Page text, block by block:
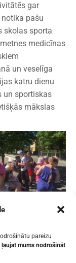
pareizu
mums nodrošināt
gar
pašu
skolas sporta
medicīnas
un veselīga
katru dienu
un sportiskas
mākslas